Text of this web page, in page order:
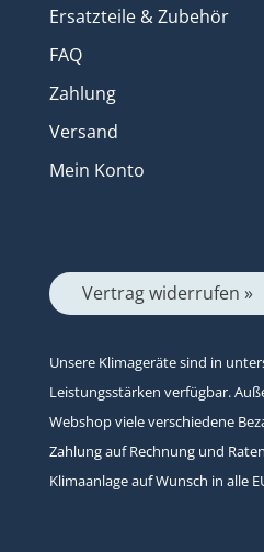
Ersatzteile & Zubehör
FAQ
Zahlung
Versand
Mein Konto
Vertrag widerrufen »
Unsere Klimageräte sind in
Leistungsstärken verfügbar.
Webshop viele verschiedene
Zahlung auf Rechnung und
Klimaanlage auf Wunsch in alle